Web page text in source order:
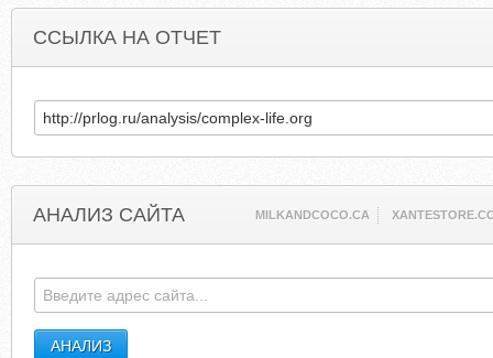
ССЫЛКА НА ОТЧЕТ
АНАЛИЗ САЙТА MILKANDCOCO.CA